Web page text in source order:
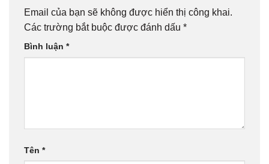
Email của bạn sẽ không được hiển thị công khai.
Các trường bắt buộc được đánh dấu *
Bình luận *
Tên *